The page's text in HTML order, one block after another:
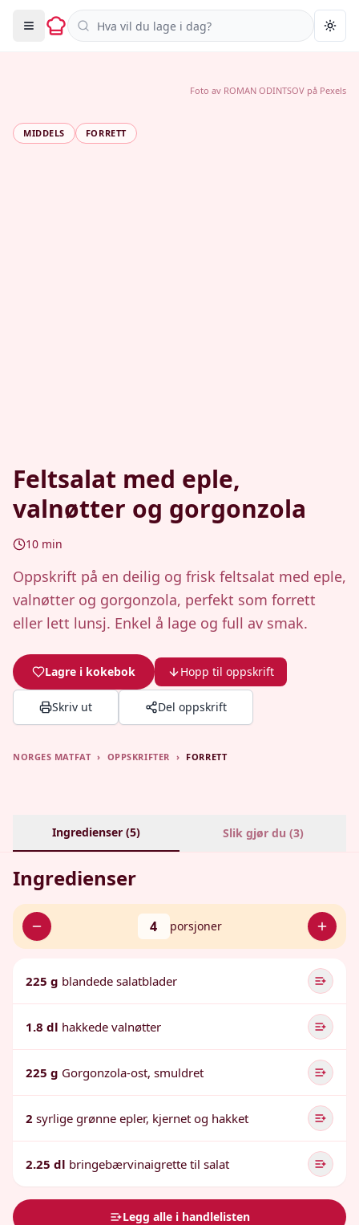
Søk i oppskrifter
MIDDELS FORRETT
Feltsalat med eple,
valnøtter og gorgonzola
10 min
Oppskrift på en deilig og frisk feltsalat med eple,
valnøtter og gorgonzola, perfekt som forrett
eller lett lunsj. Enkel å lage og full av smak.
Lagre i kokebok Hopp til oppskrift
Skriv ut Del oppskrift
Foto av ROMAN ODINTSOV på Pexels
NORGES MATFAT › OPPSKRIFTER › FORRETT
Ingredienser (5) Slik gjør du (3)
Ingredienser
4 porsjoner
225 g blandede salatblader
1.8 dl hakkede valnøtter
225 g Gorgonzola-ost, smuldret
2 syrlige grønne epler, kjernet og hakket
2.25 dl bringebærvinaigrette til salat
Legg alle i handlelisten